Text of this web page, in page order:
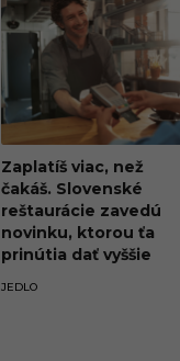
Zaplatíš viac, než
čakáš. Slovenské
reštaurácie zavedú
novinku, ktorou ťa
prinútia dať vyššie
JEDLO